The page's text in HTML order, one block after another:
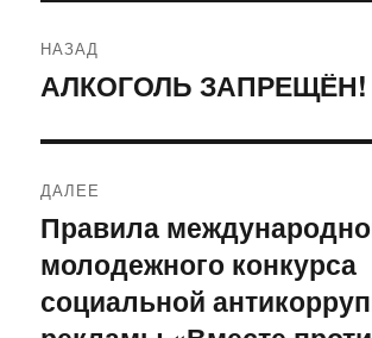
по
НАЗАД
Предыдущая
АЛКОГОЛЬ ЗАПРЕЩЁН!
ДАЛЕЕ
Следующая
запись:
Правила
молодежного конкурса
социальной